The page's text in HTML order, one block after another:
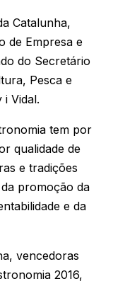
Catalunha,
de Empresa e
do Secretário
Pesca e
Vidal.
tem por
qualidade de
e tradições
promoção da
e da
vencedoras
2016,